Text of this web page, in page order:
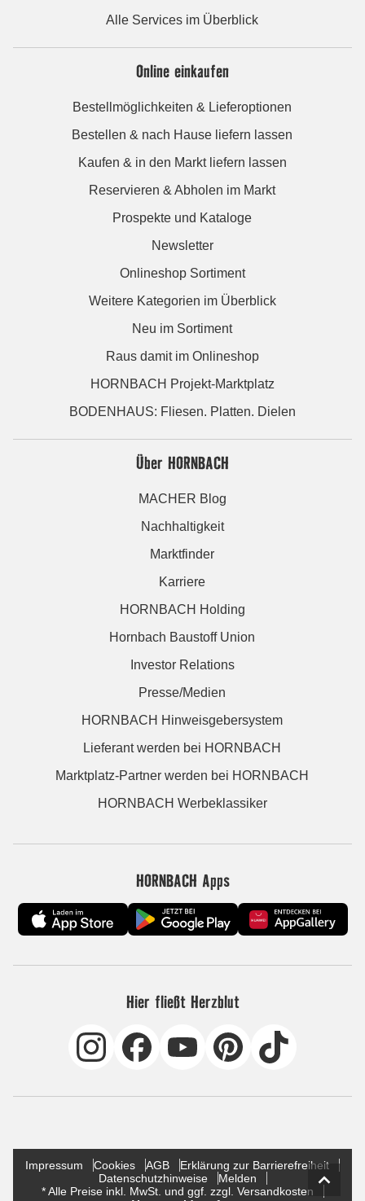
Alle Services im Überblick
Online einkaufen
Bestellmöglichkeiten & Lieferoptionen
Bestellen & nach Hause liefern lassen
Kaufen & in den Markt liefern lassen
Reservieren & Abholen im Markt
Prospekte und Kataloge
Newsletter
Onlineshop Sortiment
Weitere Kategorien im Überblick
Neu im Sortiment
Raus damit im Onlineshop
HORNBACH Projekt-Marktplatz
BODENHAUS: Fliesen. Platten. Dielen
Über HORNBACH
MACHER Blog
Nachhaltigkeit
Marktfinder
Karriere
HORNBACH Holding
Hornbach Baustoff Union
Investor Relations
Presse/Medien
HORNBACH Hinweisgebersystem
Lieferant werden bei HORNBACH
Marktplatz-Partner werden bei HORNBACH
HORNBACH Werbeklassiker
HORNBACH Apps
Hier fließt Herzblut
Impressum Cookies AGB
Erklärung zur Barrierefreiheit
Datenschutzhinweise
Melden
* Alle Preise inkl. MwSt. und ggf. zzgl. Versandkosten